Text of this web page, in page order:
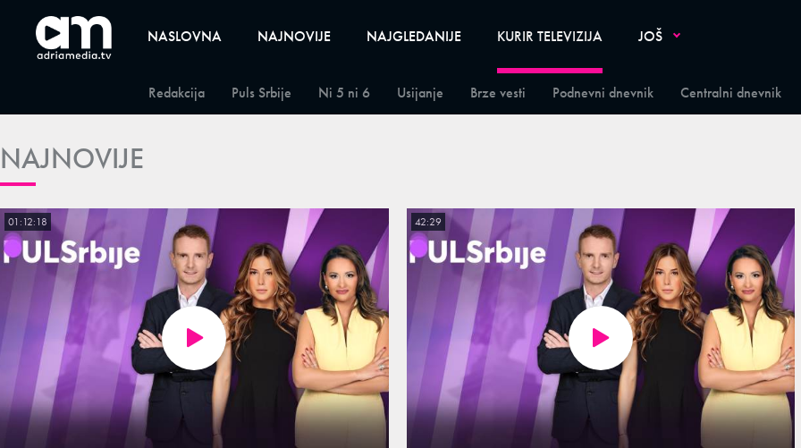
NASLOVNA NAJNOVIJE NAJGLEDANIJE KURIR TELEVIZIJA
Redakcija Puls Srbije Ni 5 ni 6 Usijanje Brze vesti Podnevni dnevnik Centralni dnevnik
JOŠ
NAJNOVIJE
01:12:18 42:29